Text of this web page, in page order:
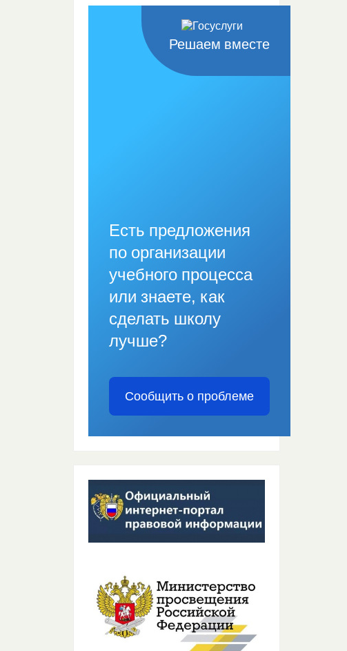
Решаем вместе
Есть предложения
по организации
учебного процесса
или знаете, как
сделать школу
лучше?
Сообщить о проблеме